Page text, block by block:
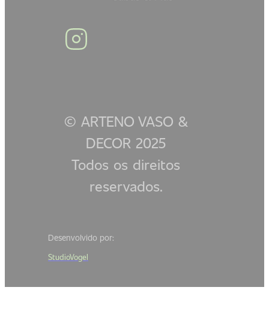
© ARTENO VASO &
DECOR 2025
Todos os direitos
reservados.
Desenvolvido por:
StudioVogel